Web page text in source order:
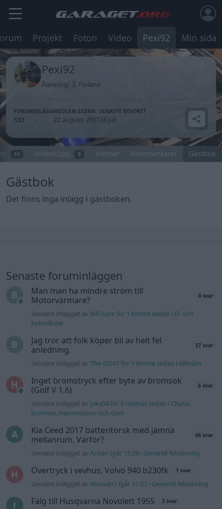
Projekt Foton Video Pexi92 Min sida
Pexi92
Ålänning! Finland
FORUMINLÄGG
533
MEDLEM SEDAN
22 augusti 2007
SENASTE BESÖKET
24 juli
11 Videoklipp 5 Vänner Kommentarer Gästbok
Gästbok
Det finns inga inlägg i gästboken.
Senaste foruminläggen
Man man ha mindre ström till
Motorvärmare?
4 svar
Senaste inlägget av BilFixare för 1 timme sedan i El- och
hybridbilar
Jag tror att folk köper bil av helt fel
anledning.
27 svar
Senaste inlägget avThe-GOAT för 1 timme sedan iAllmänt
Inget bromstryck efter byte av bromsok
(Golf V 1.6)
6 svar
Senaste inlägget av jaka54 för 6 timmar sedan i Chassi,
bromsar, transmission och däck
Kia Ceed 2017 batteritorsk med jämna
mellanrum. Varför?
46 svar
Senaste inlägget avAnsan Igår 15:29 i Generell felsökning
Övertryck i vevhus, Volvo 940 b230fk 1 svar
Senaste inlägget av Mossan1 Igår 11:07 i Generell felsökning
Fälg till Husqvarna Novolett 1955 2 svar